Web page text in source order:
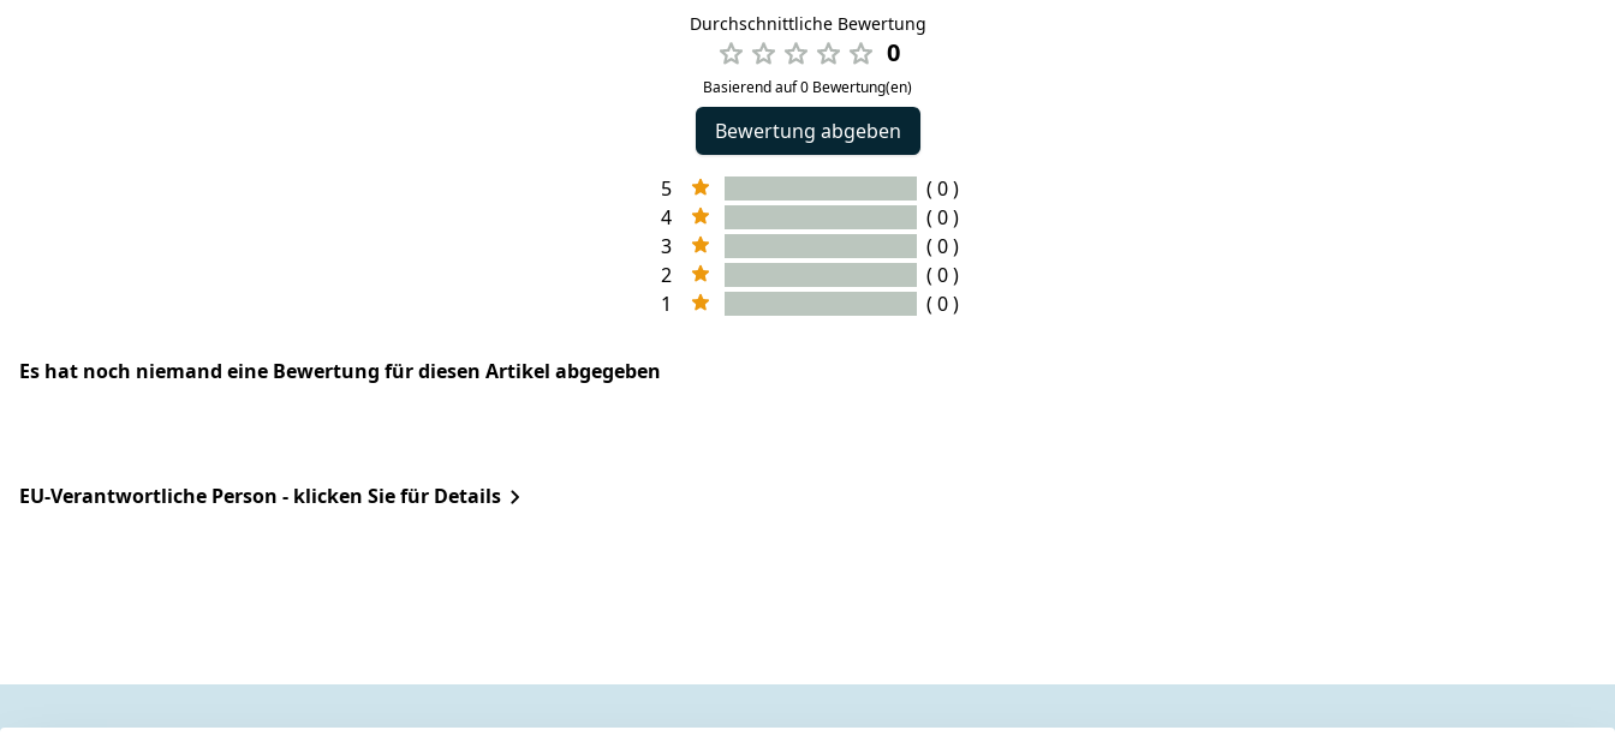
Durchschnittliche Bewertung
0
Basierend auf 0 Bewertung(en)
Bewertung abgeben
5
( 0 )
4
( 0 )
3
( 0 )
2
( 0 )
1
( 0 )
Es hat noch niemand eine Bewertung für diesen Artikel abgegeben
EU-Verantwortliche Person - klicken Sie für Details